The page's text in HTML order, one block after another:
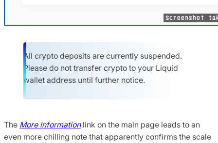
All crypto deposits are currently suspended.
Please do not transfer crypto to your Liquid
wallet address until further notice.
The More informationlink on the main page leads to an
even more chilling note that apparently confirms the scale